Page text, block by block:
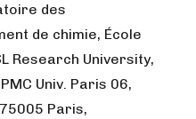
des
de chimie, École
Research University,
Univ. Paris 06,
Paris,